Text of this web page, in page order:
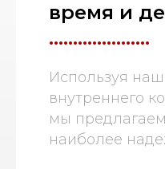
время и
.....................
Используя
внутреннего
мы
наиболее